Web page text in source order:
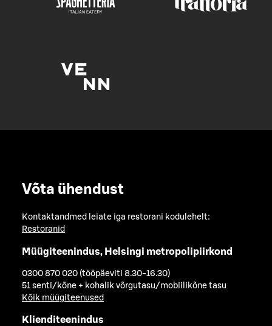
Võta ühendust
Kontaktandmed leiate iga restorani kodulehelt:
Restoranid
Müügiteenindus, Helsingi metropolipiirkond
0300 870 020 (tööpäeviti 8.30-16.30)
51 senti/kõne + kohalik võrgutasu/mobiilikõne tasu
Kõik müügiteenused
Klienditeenindus